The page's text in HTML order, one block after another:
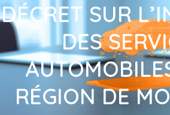
DÉCRET SUR
DES
RÉGION DE